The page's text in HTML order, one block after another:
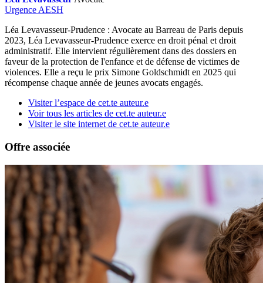
Urgence AESH
Léa Levavasseur-Prudence : Avocate au Barreau de Paris depuis
2023, Léa Levavasseur-Prudence exerce en droit pénal et droit
administratif. Elle intervient régulièrement dans des dossiers en
faveur de la protection de l'enfance et de défense de victimes de
violences. Elle a reçu le prix Simone Goldschmidt en 2025 qui
récompense chaque année de jeunes avocats engagés.
Visiter l’espace de cet.te auteur.e
Voir tous les articles de cet.te auteur.e
Visiter le site internet de cet.te auteur.e
Offre associée